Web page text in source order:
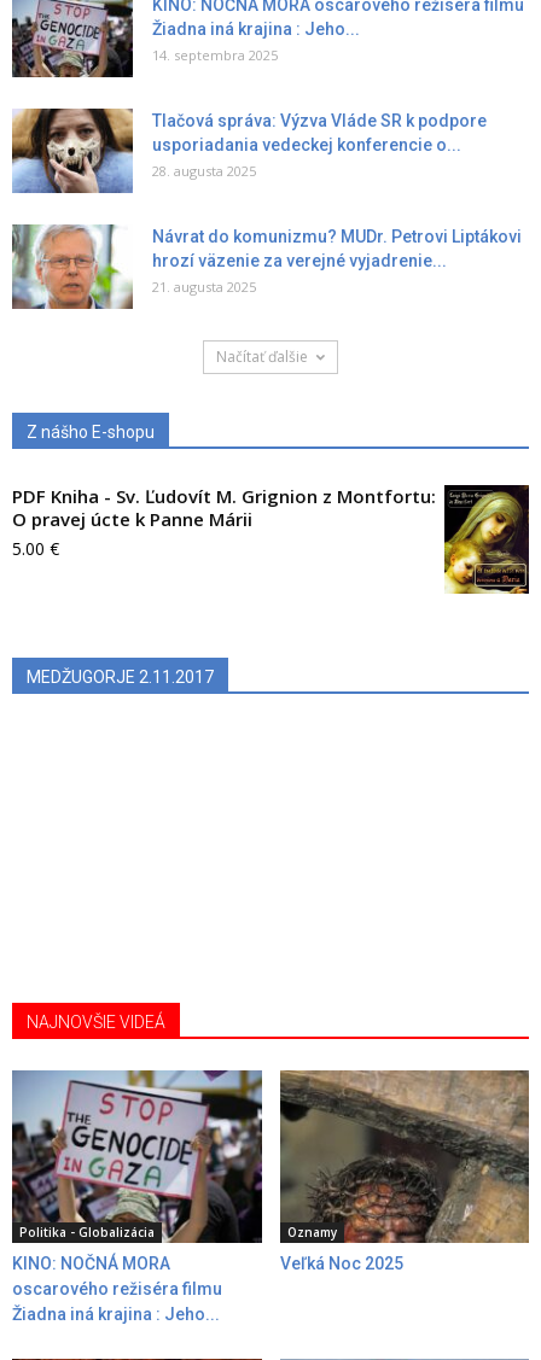
KINO: NOČNÁ MORA oscarového režiséra filmu
Žiadna iná krajina : Jeho...
14. septembra 2025
Tlačová správa: Výzva Vláde SR k podpore
usporiadania vedeckej konferencie o...
28. augusta 2025
Návrat do komunizmu? MUDr. Petrovi Liptákovi
hrozí väzenie za verejné vyjadrenie...
21. augusta 2025
Načítať ďalšie
Z nášho E-shopu
PDF Kniha - Sv. Ľudovít M. Grignion z Montfortu:
O pravej úcte k Panne Márii
5.00 €
MEDŽUGORJE 2.11.2017
NAJNOVŠIE VIDEÁ
Politika - Globalizácia
KINO: NOČNÁ MORA
oscarového režiséra filmu
Žiadna iná krajina : Jeho...
Oznamy
Veľká Noc 2025